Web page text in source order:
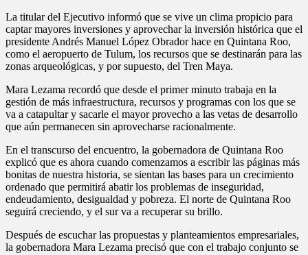
La titular del Ejecutivo informó que se vive un clima propicio para
captar mayores inversiones y aprovechar la inversión histórica que el
presidente Andrés Manuel López Obrador hace en Quintana Roo,
como el aeropuerto de Tulum, los recursos que se destinarán para las
zonas arqueológicas, y por supuesto, del Tren Maya.
Mara Lezama recordó que desde el primer minuto trabaja en la
gestión de más infraestructura, recursos y programas con los que se
va a catapultar y sacarle el mayor provecho a las vetas de desarrollo
que aún permanecen sin aprovecharse racionalmente.
En el transcurso del encuentro, la gobernadora de Quintana Roo
explicó que es ahora cuando comenzamos a escribir las páginas más
bonitas de nuestra historia, se sientan las bases para un crecimiento
ordenado que permitirá abatir los problemas de inseguridad,
endeudamiento, desigualdad y pobreza. El norte de Quintana Roo
seguirá creciendo, y el sur va a recuperar su brillo.
Después de escuchar las propuestas y planteamientos empresariales,
la gobernadora Mara Lezama precisó que con el trabajo conjunto se